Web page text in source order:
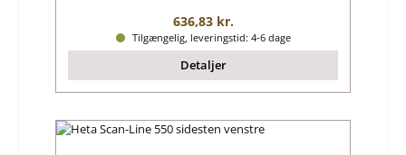
Almindelig pris:
636,83 kr.
Tilgængelig, leveringstid: 4-6 dage
Detaljer